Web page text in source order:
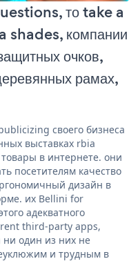
то take a
shades, компании
очков,
рамах,
своего бизнеса
выставках rbia
в интернете. они
посетителям качество
дизайн в
их Bellini for
адекватного
third-party apps,
один из них не
и трудным в